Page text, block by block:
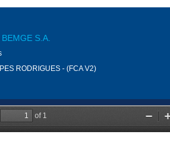
S.A.
RODRIGUES - (FCA V2)